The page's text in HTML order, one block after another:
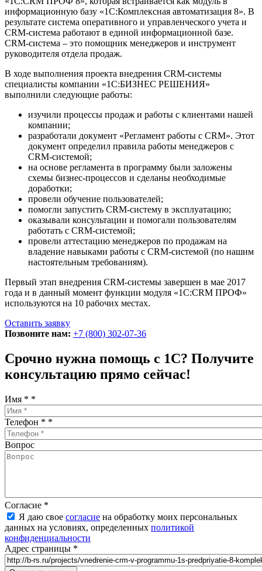
информационную базу «1С:Комплексная автоматизация 8». В
результате система оперативного и управленческого учета и
CRM-система работают в единой информационной базе.
CRM-система – это помощник менеджеров и инструмент
руководителя отдела продаж.
В ходе выполнения проекта внедрения CRM-системы
специалисты компании «1С:БИЗНЕС РЕШЕНИЯ»
выполнили следующие работы:
изучили процессы продаж и работы с клиентами нашей
компании;
разработали документ «Регламент работы с CRM». Этот
документ определил правила работы менеджеров с
CRM-системой;
на основе регламента в программу были заложены
схемы бизнес-процессов и сделаны необходимые
доработки;
провели обучение пользователей;
помогли запустить CRM-систему в эксплуатацию;
оказывали консультации и помогали пользователям
работать с CRM-системой;
провели аттестацию менеджеров по продажам на
владение навыками работы с CRM-системой (по нашим
настоятельным требованиям).
Первый этап внедрения CRM-системы завершен в мае 2017
года и в данный момент функции модуля «1С:CRM ПРОФ»
используются на 10 рабочих местах.
Оставить заявку
Позвоните нам: +7 (800) 302-07-36
Срочно нужна помощь с 1С? Получите
консультацию прямо сейчас!
Имя * *
Телефон * *
Вопрос
Согласие *
Я даю свое согласие на обработку моих персональных
данных на условиях, определенных политикой
конфиденциальности
Адрес страницы *